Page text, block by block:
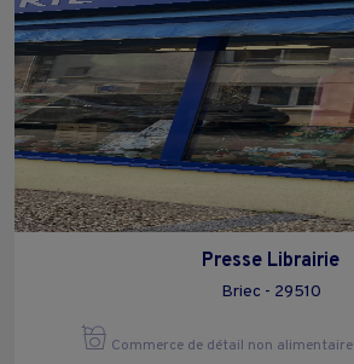
Presse Librairie
Briec - 29510
Commerce de détail non alimentaire